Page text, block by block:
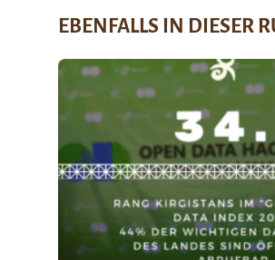
EBENFALLS IN DIESER